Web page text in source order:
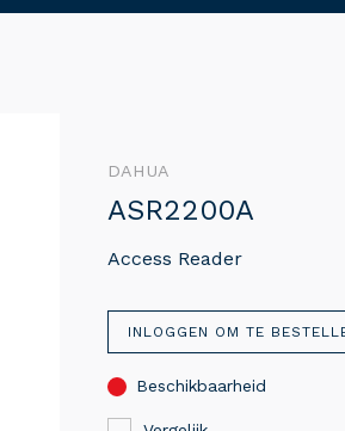
DAHUA
ASR2200A
Access Reader
INLOGGEN OM TE
Beschikbaarheid